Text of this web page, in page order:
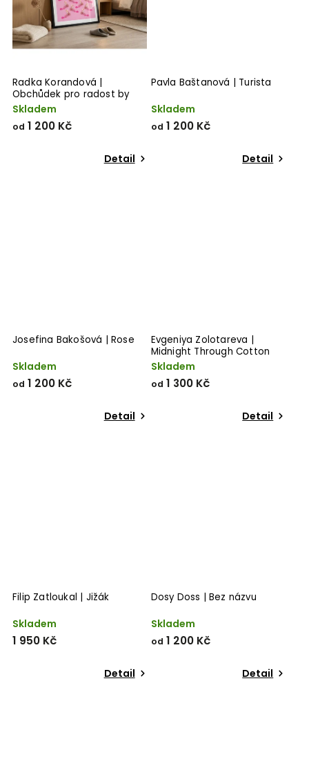
Radka Korandová |
Obchůdek pro radost by
Ondřej Stára 2
Skladem
od 1 200 Kč
Detail
Pavla Baštanová | Turista
Skladem
od 1 200 Kč
Detail
Josefina Bakošová | Rose
Skladem
od 1 200 Kč
Detail
Evgeniya Zolotareva |
Midnight Through Cotton
Candy
Skladem
od 1 300 Kč
Detail
Filip Zatloukal | Jižák
Skladem
1 950 Kč
Detail
Dosy Doss | Bez názvu
Skladem
od 1 200 Kč
Detail